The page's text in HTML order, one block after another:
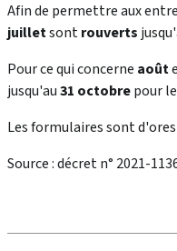
Afin de permettre aux
juilletsontrouverts
Pour ce qui concerne août
jusqu'au31 octobrepour
Les formulaires sont
Source : décret n° 2021-